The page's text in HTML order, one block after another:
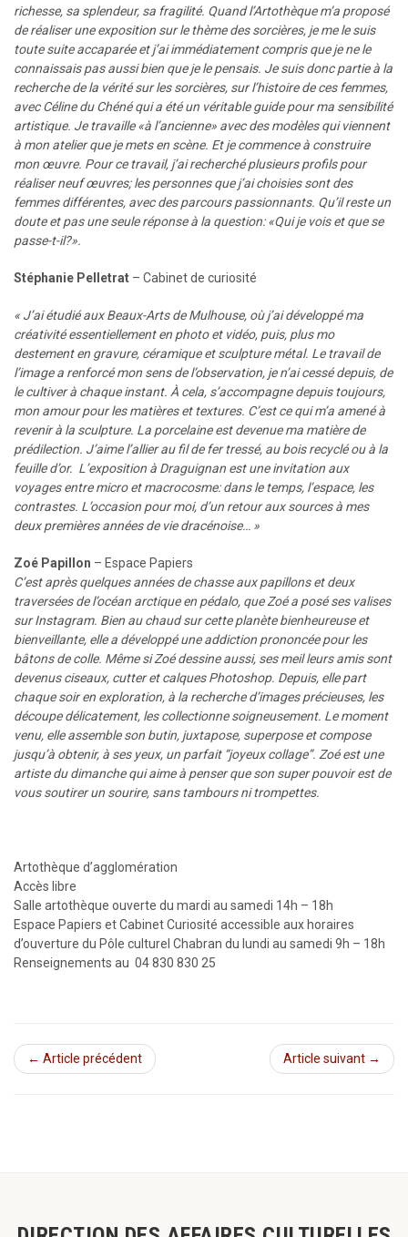
richesse, sa splendeur, sa fragilité. Quand l’Artothèque m’a proposé
de réaliser une exposition sur le thème des sorcières, je me le suis
toute suite accaparée et j’ai immédiatement compris que je ne le
connaissais pas aussi bien que je le pensais. Je suis donc partie à la
recherche de la vérité sur les sorcières, sur l’histoire de ces femmes,
avec Céline du Chéné qui a été un véritable guide pour ma sensibilité
artistique. Je travaille «à l’ancienne» avec des modèles qui viennent
à mon atelier que je mets en scène. Et je commence à construire
mon œuvre. Pour ce travail, j’ai recherché plusieurs profils pour
réaliser neuf œuvres; les personnes que j’ai choisies sont des
femmes différentes, avec des parcours passionnants. Qu’il reste un
doute et pas une seule réponse à la question: «Qui je vois et que se
passe-t-il?».
Stéphanie Pelletrat – Cabinet de curiosité
« J’ai étudié aux Beaux-Arts de Mulhouse, où j’ai développé ma
créativité essentiellement en photo et vidéo, puis, plus mo
destement en gravure, céramique et sculpture métal. Le travail de
l’image a renforcé mon sens de l’observation, je n’ai cessé depuis, de
le cultiver à chaque instant. À cela, s’accompagne depuis toujours,
mon amour pour les matières et textures. C’est ce qui m’a amené à
revenir à la sculpture. La porcelaine est devenue ma matière de
prédilection. J’aime l’allier au fil de fer tressé, au bois recyclé ou à la
feuille d’or. L’exposition à Draguignan est une invitation aux
voyages entre micro et macrocosme: dans le temps, l’espace, les
contrastes. L’occasion pour moi, d’un retour aux sources à mes
deux premières années de vie dracénoise… »
Zoé Papillon – Espace Papiers
C’est après quelques années de chasse aux papillons et deux
traversées de l’océan arctique en pédalo, que Zoé a posé ses valises
sur Instagram. Bien au chaud sur cette planète bienheureuse et
bienveillante, elle a développé une addiction prononcée pour les
bâtons de colle. Même si Zoé dessine aussi, ses meil leurs amis sont
devenus ciseaux, cutter et calques Photoshop. Depuis, elle part
chaque soir en exploration, à la recherche d’images précieuses, les
découpe délicatement, les collectionne soigneusement. Le moment
venu, elle assemble son butin, juxtapose, superpose et compose
jusqu’à obtenir, à ses yeux, un parfait “joyeux collage”. Zoé est une
artiste du dimanche qui aime à penser que son super pouvoir est de
vous soutirer un sourire, sans tambours ni trompettes.
Artothèque d’agglomération
Accès libre
Salle artothèque ouverte du mardi au samedi 14h – 18h
Espace Papiers et Cabinet Curiosité accessible aux horaires
d’ouverture du Pôle culturel Chabran du lundi au samedi 9h – 18h
Renseignements au 04 830 830 25
← Article précédent Article suivant →